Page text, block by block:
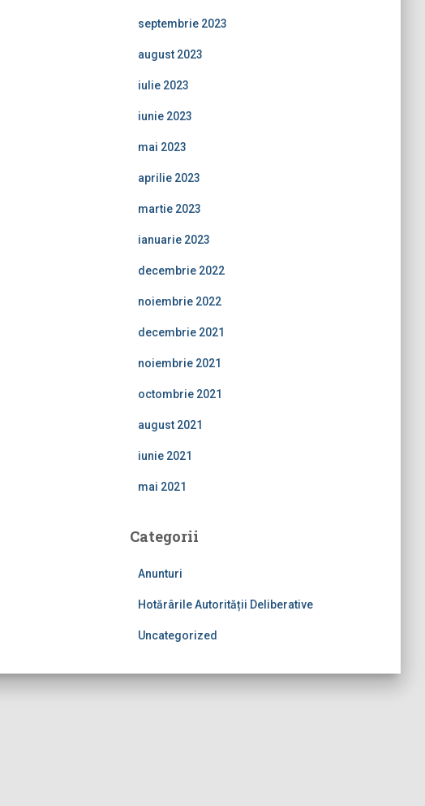
septembrie 2023
august 2023
iulie 2023
iunie 2023
mai 2023
aprilie 2023
martie 2023
ianuarie 2023
decembrie 2022
noiembrie 2022
decembrie 2021
noiembrie 2021
octombrie 2021
august 2021
iunie 2021
mai 2021
Categorii
Anunturi
Hotărârile Autorității Deliberative
Uncategorized